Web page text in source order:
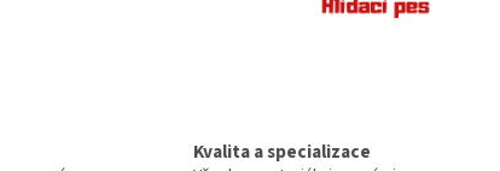
Kvalita a specializace